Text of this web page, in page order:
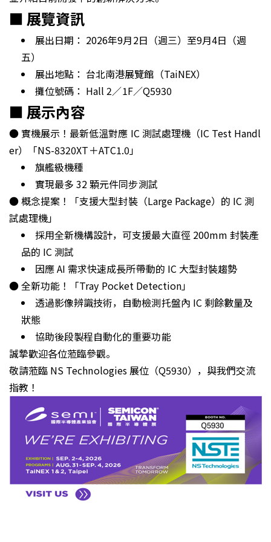
■ 展覽資訊
展出日期： 2026年9月2日（週三）至9月4日（週
五）
展出地點： 台北南港展覽館（TaiNEX）
攤位號碼： Hall 2／1F／Q5930
■ 展示內容
● 實機展示！最新低溫對應 IC 測試處理機（IC Test Handl
er）「NS-8320XT＋ATC1.0」
旗艦級機種
實現最多 32 顆元件同步測試
● 概念提案！「支援大型封裝（Large Package）的 IC 測
試處理機」
採用全新機構設計，可支援最大直徑 200mm 封裝產
品的 IC 測試
因應 AI 需求快速成長所帶動的 IC 大型封裝趨勢
● 全新功能！「Tray Pocket Detection」
透過影像辨識技術，自動檢測托盤內 IC 剩餘數量及
狀態
協助後段製程自動化的重要功能
誠摯歡迎各位蒞臨參觀。
敬請蒞臨 NS Technologies 展位（Q5930），與我們交流
指教！